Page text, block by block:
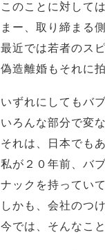
このことに対して
まー、取り締まる
最近では若者のス
偽造離婚もそれに
いずれにしてもバ
いろんな部分で変
それは、日本でも
私が２０年前、バ
ナックを持ってい
しかも、会社のつ
今では、そんなこ